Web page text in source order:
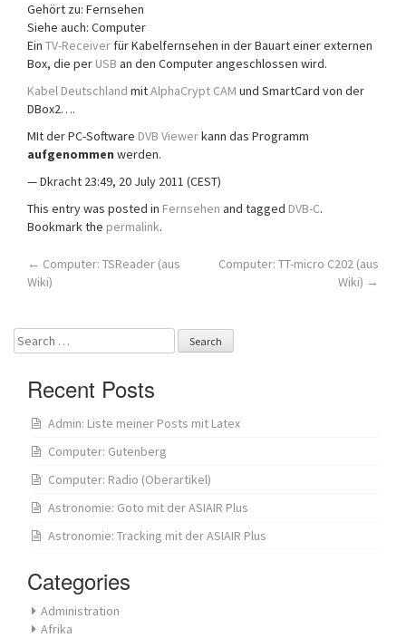
n
Gehört zu: Fernsehen
Siehe auch: Computer
Ein TV-Receiver für Kabelfernsehen in der Bauart einer externen
Box, die per USB an den Computer angeschlossen wird.
Kabel Deutschland mitAlphaCrypt CAM und SmartCard von der
DBox2….
MIt der PC-Software DVB Viewerkann das Programm
aufgenommen werden.
— Dkracht 23:49, 20 July 2011 (CEST)
This entry was posted in Fernsehen and tagged DVB-C.
Bookmark the permalink.
Post
← Computer: TSReader (aus
Wiki)
Computer: TT-micro C202 (aus
Wiki) →
Search
for:
Recent Posts
Admin: Liste meiner Posts mit Latex
Computer: Gutenberg
Computer: Radio (Oberartikel)
Astronomie: Goto mit der ASIAIR Plus
Astronomie: Tracking mit der ASIAIR Plus
Categories
Administration
Afrika